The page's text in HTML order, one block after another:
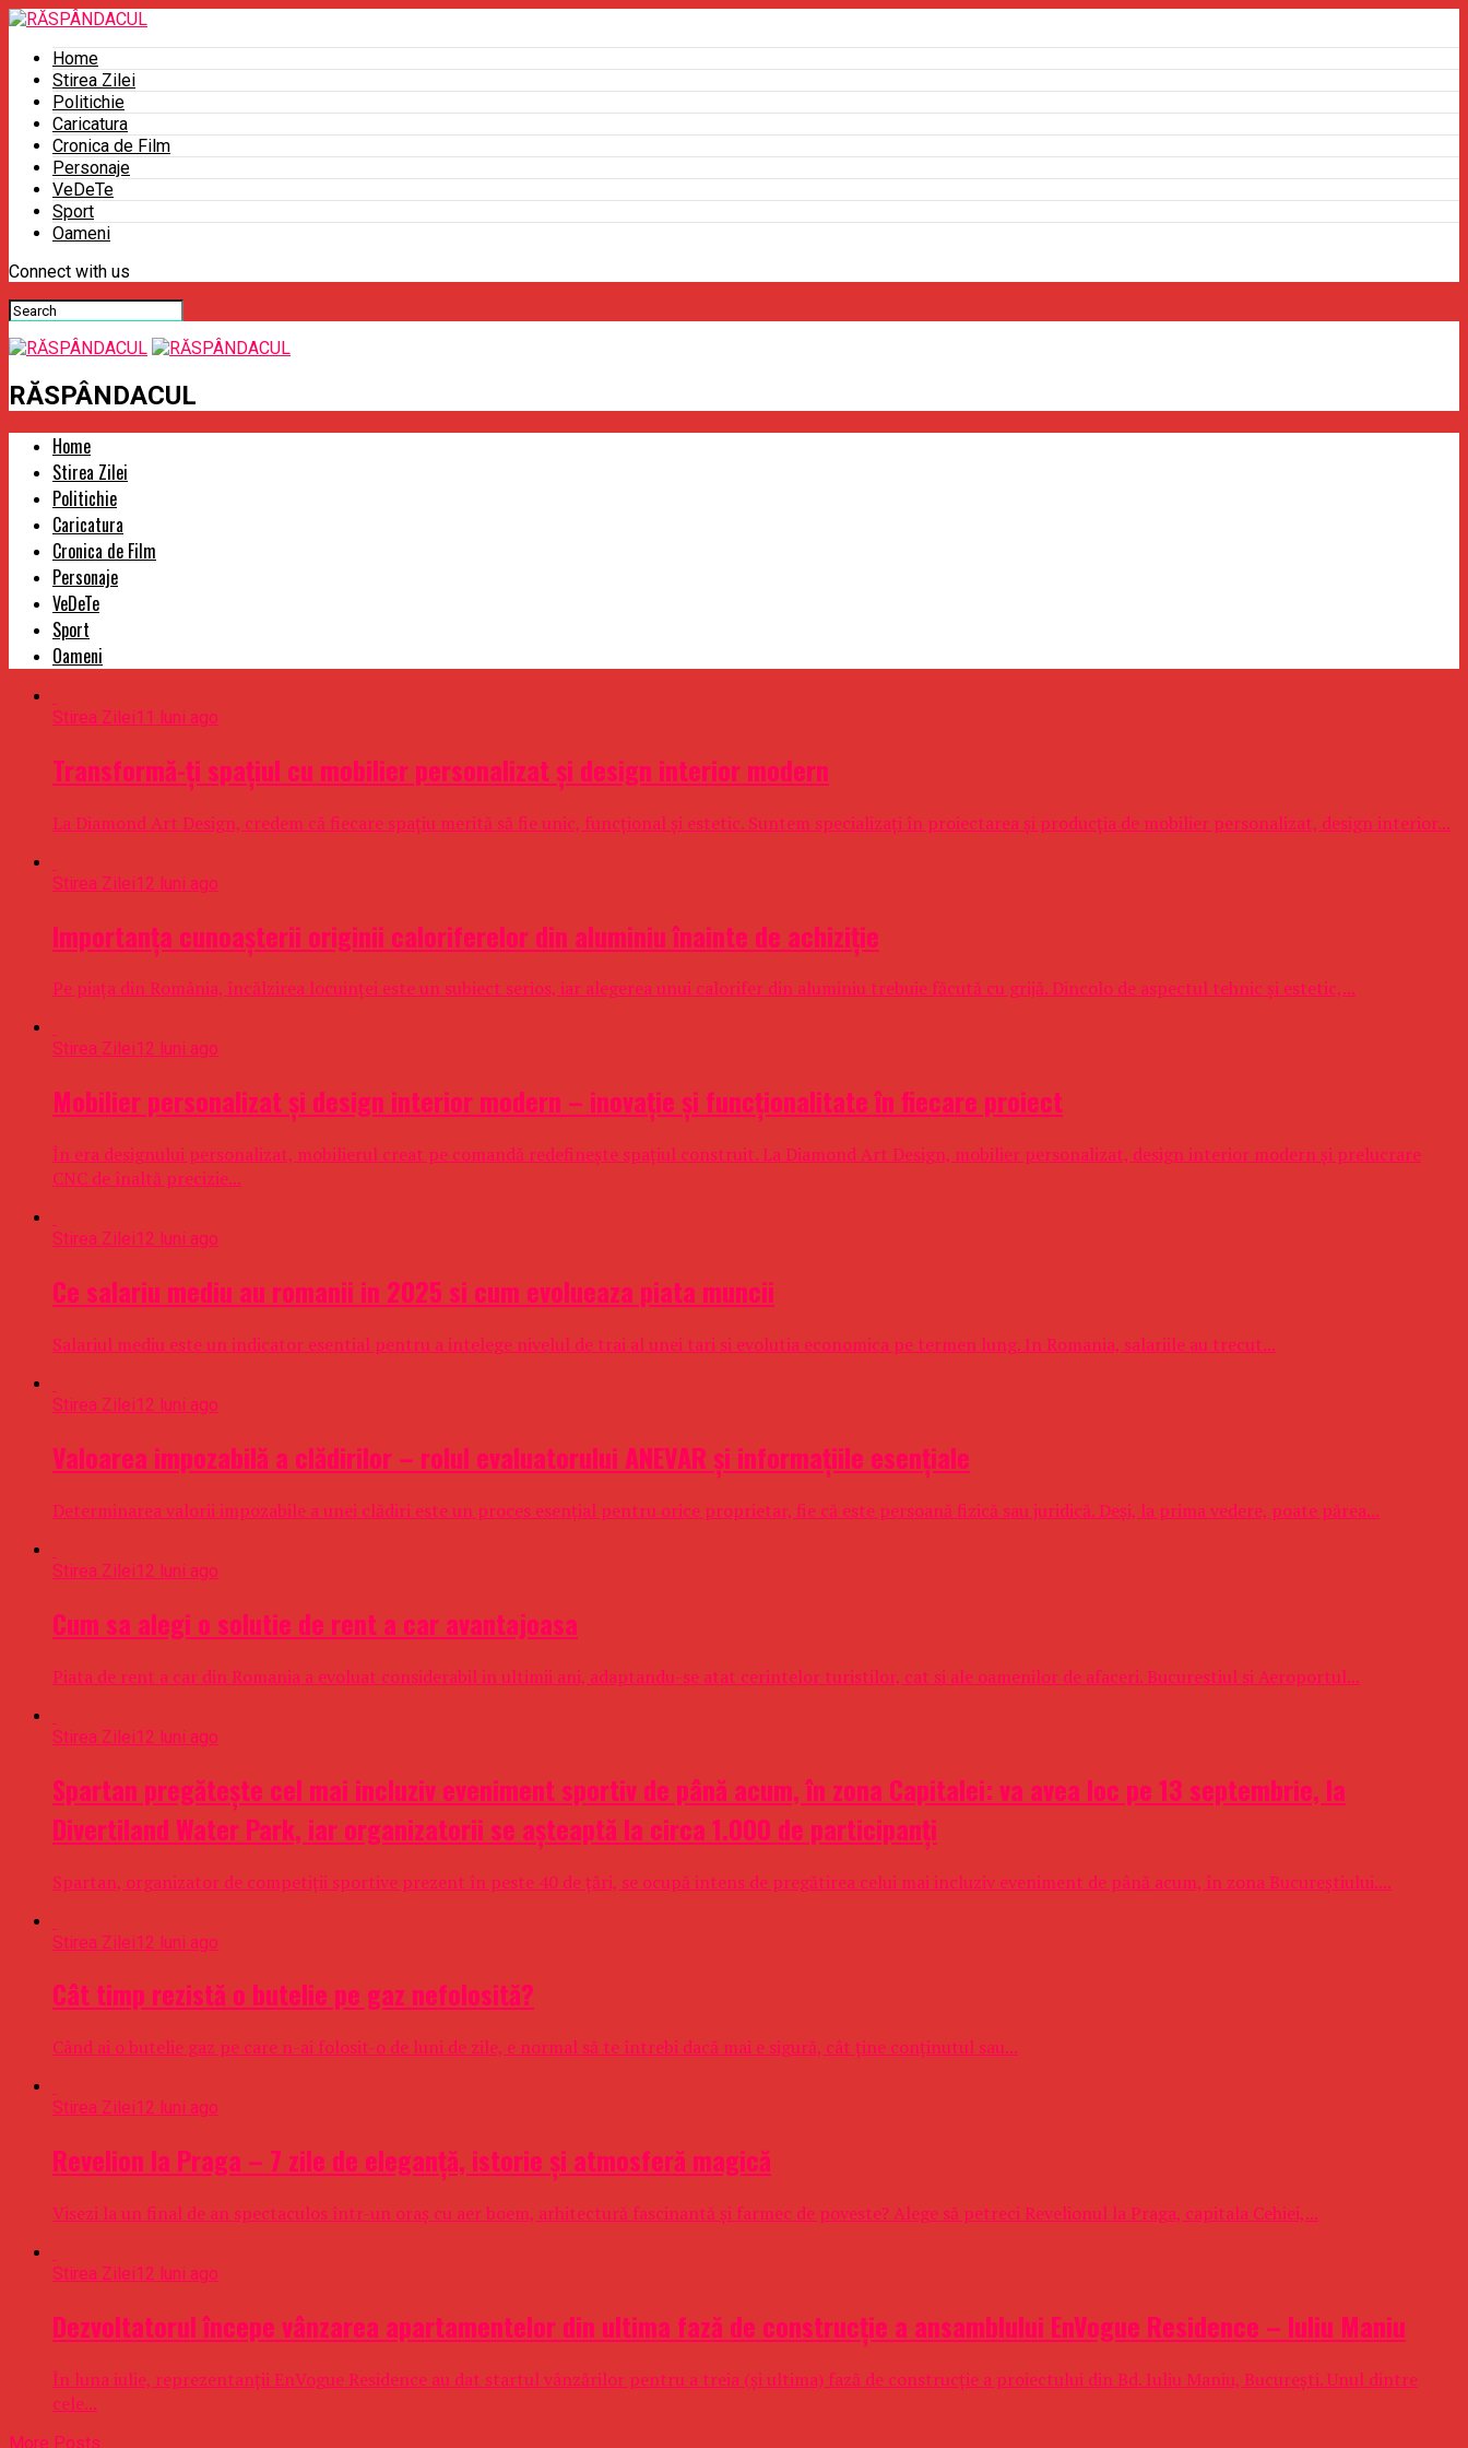
Home
Stirea Zilei
Politichie
Caricatura
Cronica de Film
Personaje
VeDeTe
Sport
Oameni
Connect with us
RĂSPÂNDACUL
Home
Stirea Zilei
Politichie
Caricatura
Cronica de Film
Personaje
VeDeTe
Sport
Oameni
Stirea Zilei11 luni ago
Transformă-ți spațiul cu mobilier personalizat și design interior modern
La Diamond Art Design, credem că fiecare spațiu merită să fie unic, funcțional și estetic. Suntem specializați în proiectarea și producția de mobilier personalizat, design interior...
Stirea Zilei12 luni ago
Importanța cunoașterii originii caloriferelor din aluminiu înainte de achiziție
Pe piața din România, încălzirea locuinței este un subiect serios, iar alegerea unui calorifer din aluminiu trebuie făcută cu grijă. Dincolo de aspectul tehnic și estetic,...
Stirea Zilei12 luni ago
Mobilier personalizat și design interior modern – inovație și funcționalitate în fiecare proiect
În era designului personalizat, mobilierul creat pe comandă redefinește spațiul construit. La Diamond Art Design, mobilier personalizat, design interior modern și prelucrare
CNC de înaltă precizie...
Stirea Zilei12 luni ago
Ce salariu mediu au romanii in 2025 si cum evolueaza piata muncii
Salariul mediu este un indicator esential pentru a intelege nivelul de trai al unei tari si evolutia economica pe termen lung. In Romania, salariile au trecut...
Stirea Zilei12 luni ago
Valoarea impozabilă a clădirilor – rolul evaluatorului ANEVAR și informațiile esențiale
Determinarea valorii impozabile a unei clădiri este un proces esențial pentru orice proprietar, fie că este persoană fizică sau juridică. Deși, la prima vedere, poate părea...
Stirea Zilei12 luni ago
Cum sa alegi o solutie de rent a car avantajoasa
Piata de rent a car din Romania a evoluat considerabil in ultimii ani, adaptandu-se atat cerintelor turistilor, cat si ale oamenilor de afaceri. Bucurestiul si Aeroportul...
Stirea Zilei12 luni ago
Spartan pregătește cel mai incluziv eveniment sportiv de până acum, în zona Capitalei: va avea loc pe 13 septembrie, la
Divertiland Water Park, iar organizatorii se așteaptă la circa 1.000 de participanți
Spartan, organizator de competiții sportive prezent în peste 40 de țări, se ocupă intens de pregătirea celui mai incluziv eveniment de până acum, în zona Bucureștiului....
Stirea Zilei12 luni ago
​Cât timp rezistă o butelie pe gaz nefolosită?
Când ai o butelie gaz pe care n-ai folosit-o de luni de zile, e normal să te întrebi dacă mai e sigură, cât ține conținutul sau...
Stirea Zilei12 luni ago
Revelion la Praga – 7 zile de eleganță, istorie și atmosferă magică
Visezi la un final de an spectaculos într-un oraș cu aer boem, arhitectură fascinantă și farmec de poveste? Alege să petreci Revelionul la Praga, capitala Cehiei,...
Stirea Zilei12 luni ago
Dezvoltatorul începe vânzarea apartamentelor din ultima fază de construcție a ansamblului EnVogue Residence – Iuliu Maniu
În luna iulie, reprezentanții EnVogue Residence au dat startul vânzărilor pentru a treia (și ultima) fază de construcție a proiectului din Bd. Iuliu Maniu, București. Unul dintre
cele...
More Posts